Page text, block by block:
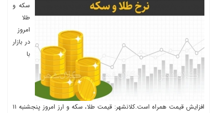
سکه و
طلا
امروز
در بازار
با
افزایش قیمت همراه است.کلانشهر: قیمت طلا، سکه و ارز امروز پنجشنبه ۱۱